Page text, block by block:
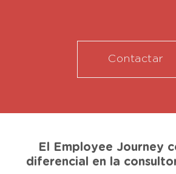
Contactar
El Employee Journey
diferencial en la